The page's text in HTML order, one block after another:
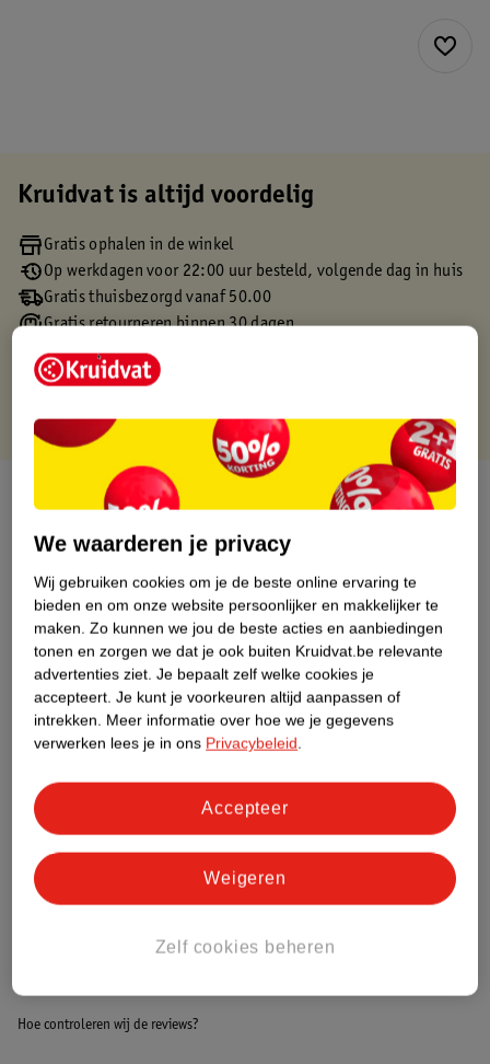
Kruidvat is altijd voordelig
Gratis ophalen in de winkel
Op werkdagen voor 22:00 uur besteld, volgende dag in huis
Gratis thuisbezorgd vanaf 50.00
Gratis retourneren binnen 30 dagen
Gratis punten met je Kruidvat kaart
Over dit product
Productinformatie
Etiketinformatie
Nature Impact Score
Dit product heeft (nog) geen Nature
Impact Score.
Meer informatie
Bestel & Bezorginformatie
Hoe controleren wij de reviews?
We waarderen je privacy
Wij gebruiken cookies om je de beste online ervaring te
bieden en om onze website persoonlijker en makkelijker te
maken. Zo kunnen we jou de beste acties en aanbiedingen
tonen en zorgen we dat je ook buiten Kruidvat.be relevante
advertenties ziet. Je bepaalt zelf welke cookies je
accepteert. Je kunt je voorkeuren altijd aanpassen of
intrekken. Meer informatie over hoe we je gegevens
verwerken lees je in ons Privacybeleid.
Zelf cookies beheren
Weigeren
Accepteer